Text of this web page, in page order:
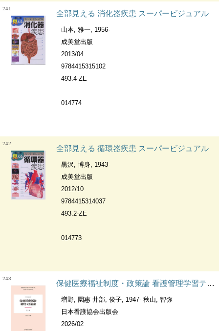
241
全部見える 消化器疾患 スーパービジュアル
山本, 雅一, 1956-
成美堂出版
2013/04
9784415315102
493.4-ZE
014774
242
全部見える 循環器疾患 スーパービジュアル
黒沢, 博身, 1943-
成美堂出版
2012/10
9784415314037
493.2-ZE
014773
243
保健医療福祉制度・政策論 看護管理学習テキスト : 第4版
増野, 園惠 井部, 俊子, 1947- 秋山, 智弥
日本看護協会出版会
2026/02